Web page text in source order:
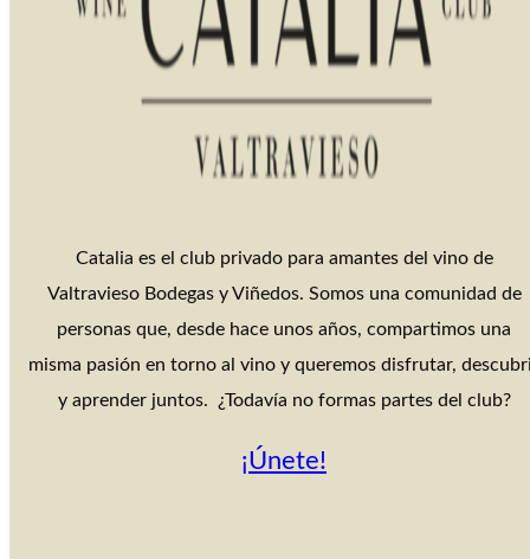
Catalia es el club privado para amantes del vino de
Valtravieso Bodegas y Viñedos. Somos una comunidad de
personas que, desde hace unos años, compartimos una
misma pasión en torno al vino y queremos disfrutar,
y aprender juntos. ¿Todavía no formas partes del club?
¡Únete!